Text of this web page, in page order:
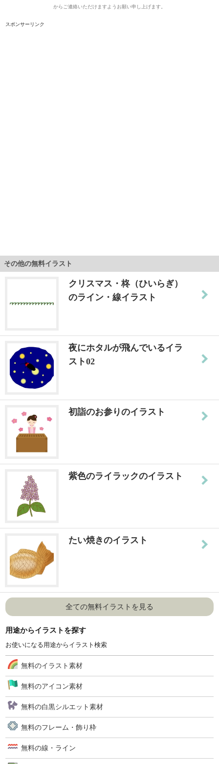
からご連絡いただけますようお願い申し上げます。
スポンサーリンク
その他の無料イラスト
クリスマス・柊（ひいらぎ）
のライン・線イラスト
夜にホタルが飛んでいるイラ
スト02
初詣のお参りのイラスト
紫色のライラックのイラスト
たい焼きのイラスト
全ての無料イラストを見る
用途からイラストを探す
お使いになる用途からイラスト検索
無料のイラスト素材
無料のアイコン素材
無料の白黒シルエット素材
無料のフレーム・飾り枠
無料の線・ライン